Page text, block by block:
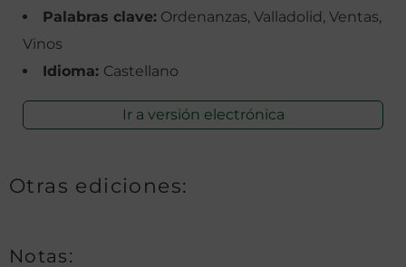
Palabras clave: Ordenanzas, Valladolid, Ventas,
Vinos
Idioma: Castellano
Ir a versión electrónica
Otras ediciones:
Notas: